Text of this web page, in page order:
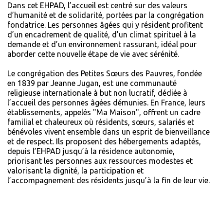
Dans cet EHPAD, l’accueil est centré sur des valeurs
d’humanité et de solidarité, portées par la congrégation
fondatrice. Les personnes âgées qui y résident profitent
d’un encadrement de qualité, d’un climat spirituel à la
demande et d’un environnement rassurant, idéal pour
aborder cette nouvelle étape de vie avec sérénité.
Le congrégation des Petites Sœurs des Pauvres, fondée
en 1839 par Jeanne Jugan, est une communauté
religieuse internationale à but non lucratif, dédiée à
l’accueil des personnes âgées démunies. En France, leurs
établissements, appelés "Ma Maison", offrent un cadre
familial et chaleureux où résidents, sœurs, salariés et
bénévoles vivent ensemble dans un esprit de bienveillance
et de respect. Ils proposent des hébergements adaptés,
depuis l’EHPAD jusqu’à la résidence autonomie,
priorisant les personnes aux ressources modestes et
valorisant la dignité, la participation et
l’accompagnement des résidents jusqu’à la fin de leur vie.